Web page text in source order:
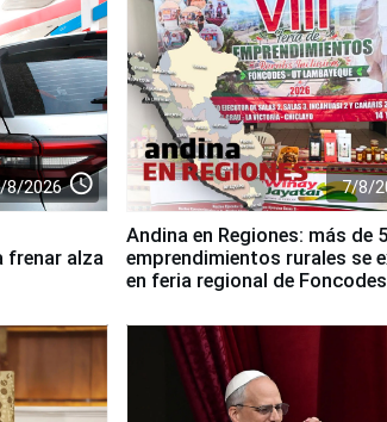
8/2026 access_time
frenar alza
7/8/
Andina en Regiones: más de
emprendimientos rurales se
en feria regional de Foncodes